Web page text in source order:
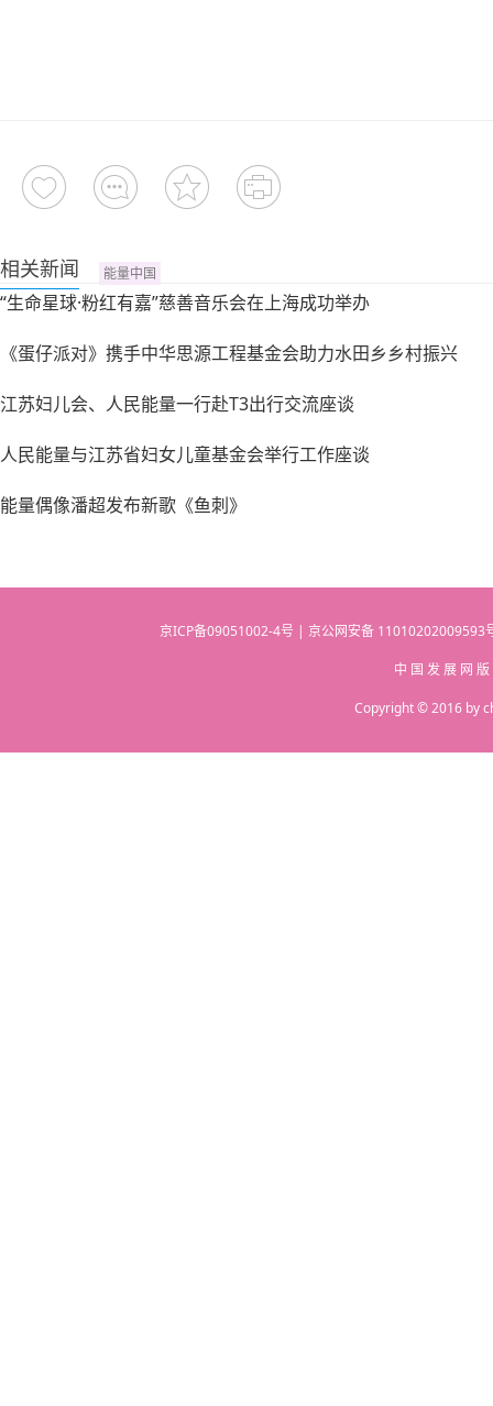
相关新闻 能量中国
“生命星球·粉红有嘉”慈善音乐会在上海成功举办
《蛋仔派对》携手中华思源工程基金会助力水田乡乡村振兴
江苏妇儿会、人民能量一行赴T3出行交流座谈
人民能量与江苏省妇女儿童基金会举行工作座谈
能量偶像潘超发布新歌《鱼刺》
京ICP备09051002-4号 | 京公网安备
中 国 发 展 网
Copyright © 2016 by